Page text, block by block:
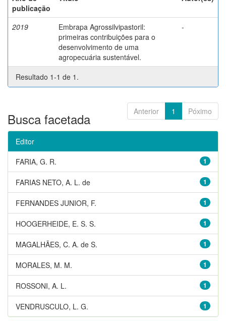
publicação
2019
Embrapa Agrossilvipastoril:
primeiras contribuições para o
desenvolvimento de uma
agropecuária sustentável.
-
Resultado 1-1 de 1.
Anterior 1 Póximo
Busca facetada
Editor
1
FARIA, G. R.
1
FARIAS NETO, A. L. de
1
FERNANDES JUNIOR, F.
1
HOOGERHEIDE, E. S. S.
1
MAGALHÃES, C. A. de S.
1
MORALES, M. M.
1
ROSSONI, A. L.
1
VENDRUSCULO, L. G.